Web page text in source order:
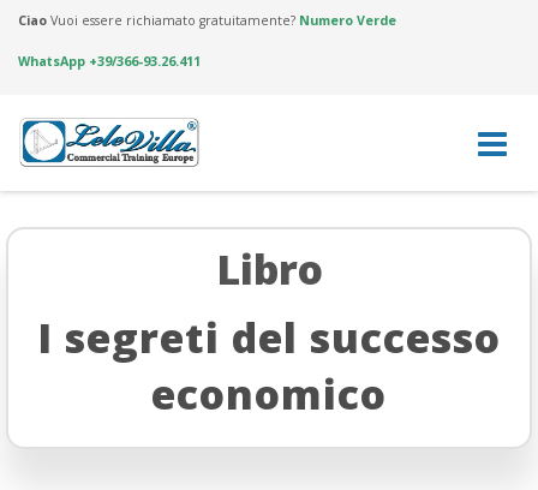
Ciao Vuoi essere richiamato gratuitamente? Numero Verde
WhatsApp +39/366-93.26.411
to
Libro
I segreti del successo
economico